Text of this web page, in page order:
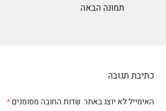
תמונה הבאה
כתיבת תגובה
האימייל לא יוצג באתר. שדות החובה מסומנים*